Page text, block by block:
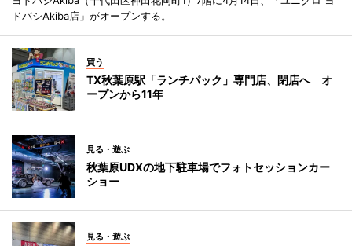
ドバシAkiba店」がオープンする。
買う
TX秋葉原駅「ランチパック」専門店、閉店へ オ
ープンから11年
見る・遊ぶ
秋葉原UDXの地下駐車場でフォトセッションカー
ショー
見る・遊ぶ